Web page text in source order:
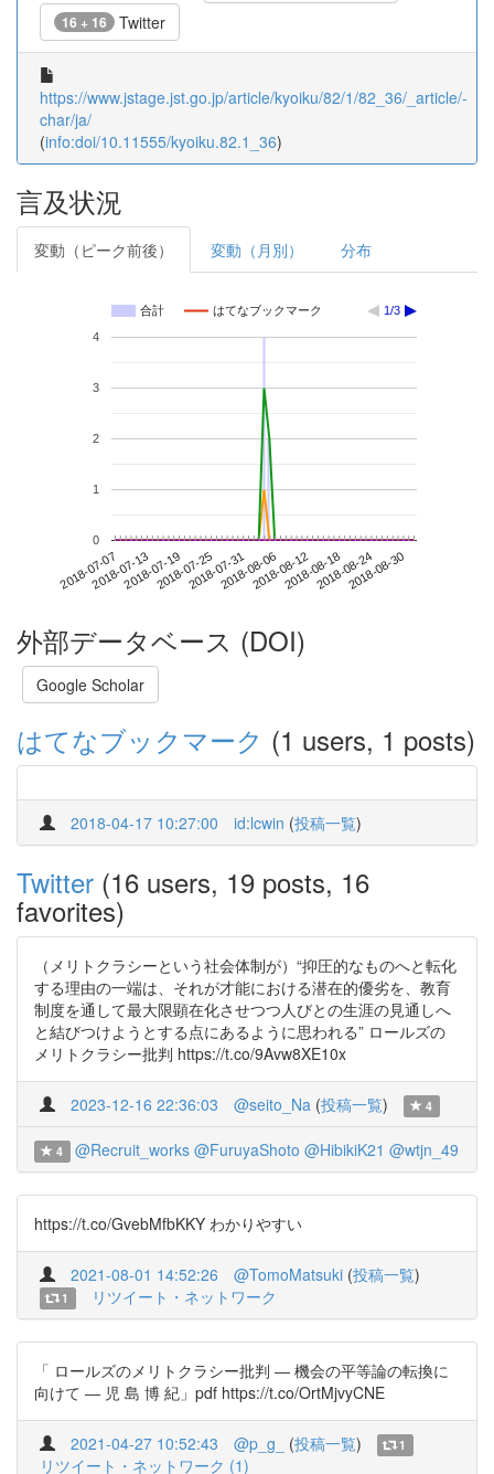
16 + 16 Twitter
https://www.jstage.jst.go.jp/article/kyoiku/82/1/82_36/_article/-
char/ja/
(info:doi/10.11555/kyoiku.82.1_36)
言及状況
変動（ピーク前後） 変動（月別） 分布
合計 はてなブックマーク 1/3
2018-07-072018-07-132018-07-192018-07-252018-07-312018-08-062018-08-122018-08-182018-08-242018-08-30
0
1
2
3
4
外部データベース (DOI)
Google Scholar
はてなブックマーク (1 users, 1 posts)
2018-04-17 10:27:00 id:lcwin (投稿一覧)
Twitter (16 users, 19 posts, 16
favorites)
（メリトクラシーという社会体制が）“抑圧的なものへと転化
する理由の一端は、それが才能における潜在的優劣を、教育
制度を通して最大限顕在化させつつ人びとの生涯の見通しへ
と結びつけようとする点にあるように思われる” ロールズの
メリトクラシー批判 https://t.co/9Avw8XE10x
2023-12-16 22:36:03 @seito_Na (投稿一覧) 4
4 @Recruit_works @FuruyaShoto @HibikiK21 @wtjn_49
https://t.co/GvebMfbKKY わかりやすい
2021-08-01 14:52:26 @TomoMatsuki (投稿一覧)
1 リツイート・ネットワーク
「 ロールズのメリトクラシー批判 ― 機会の平等論の転換に
向けて ― 児 島 博 紀」pdf https://t.co/OrtMjvyCNE
2021-04-27 10:52:43 @p_g_ (投稿一覧) 1
リツイート・ネットワーク (1)